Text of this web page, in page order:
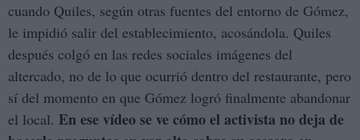
cuando Quiles, según otras fuentes del entorno de Gómez,
le impidió salir del establecimiento, acosándola. Quiles
después colgó en las redes sociales imágenes del
altercado, no de lo que ocurrió dentro del restaurante, pero
sí del momento en que Gómez logró finalmente abandonar
el local. En ese vídeo se ve cómo el activista no deja de